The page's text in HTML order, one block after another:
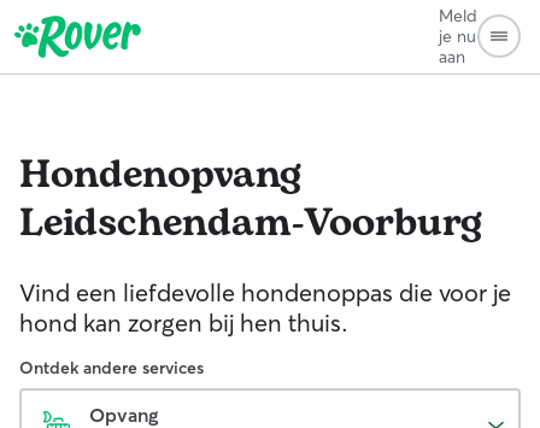
Meld
je nu
aan
Hondenopvang
Leidschendam-Voorburg
Vind een liefdevolle hondenoppas die voor je
hond kan zorgen bij hen thuis.
Ontdek andere services
Opvang